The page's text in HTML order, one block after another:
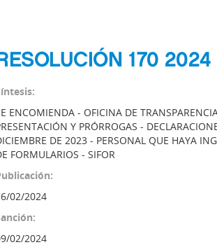
170
ENCOMIENDA - OFICINA DE
Y PRÓRROGAS -
DE 2023 - PERSONAL QUE HAYA
FORMULARIOS - SIFOR
02/2024
02/2024